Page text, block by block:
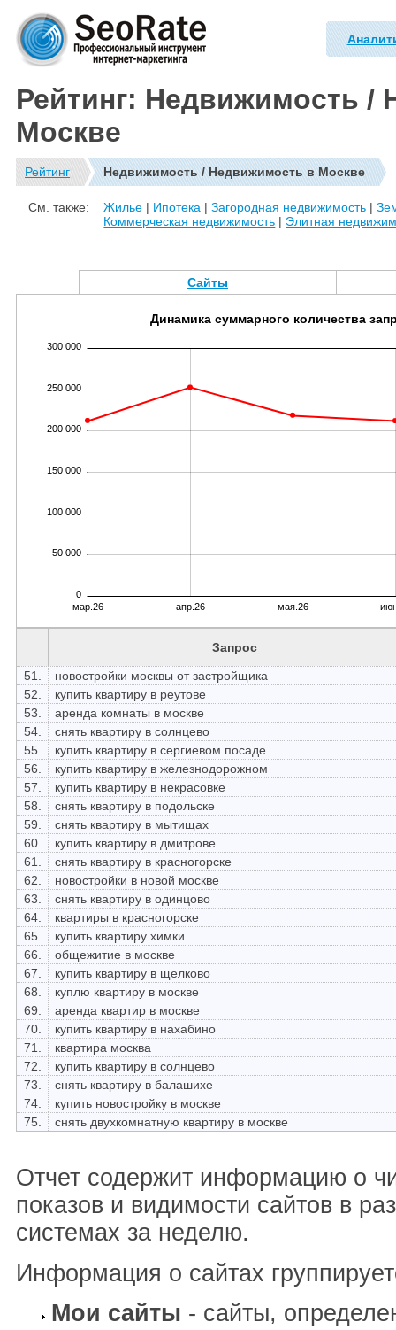
Рейтинг: Недвижимость /
Москве
Рейтинг Недвижимость / Недвижимость в Москве
См. также: Жилье | Ипотека |Загородная недвижимость |
Коммерческая недвижимость | Элитная
Сайты
0
50 000
100 000
150 000
200 000
250 000
300 000
мар.26 апр.26 мая.26
Динамика суммарного количества
Запрос
51.
новостройки москвы от застройщика
52.
купить квартиру в реутове
53.
аренда комнаты в москве
54.
снять квартиру в солнцево
55.
купить квартиру в сергиевом посаде
56.
купить квартиру в железнодорожном
57.
купить квартиру в некрасовке
58.
снять квартиру в подольске
59.
снять квартиру в мытищах
60.
купить квартиру в дмитрове
61.
снять квартиру в красногорске
62.
новостройки в новой москве
63.
снять квартиру в одинцово
64.
квартиры в красногорске
65.
купить квартиру химки
66.
общежитие в москве
67.
купить квартиру в щелково
68.
куплю квартиру в москве
69.
аренда квартир в москве
70.
купить квартиру в нахабино
71.
квартира москва
72.
купить квартиру в солнцево
73.
снять квартиру в балашихе
74.
купить новостройку в москве
75.
снять двухкомнатную квартиру в москве
Отчет содержит информацию о
показов и видимости сайтов в
системах за неделю.
Информация о сайтах
Мои сайты - сайты,